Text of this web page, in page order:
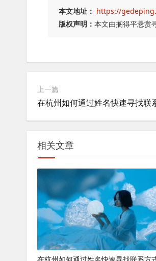
本文地址： https://
版权声明： 本文由搁得平悬赏
上一篇
在杭州如何通过姓名快速寻找联
相关文章